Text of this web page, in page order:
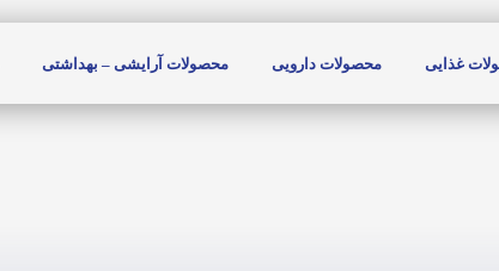
غذایی محصولات دارویی محصولات آرایشی – بهداشتی